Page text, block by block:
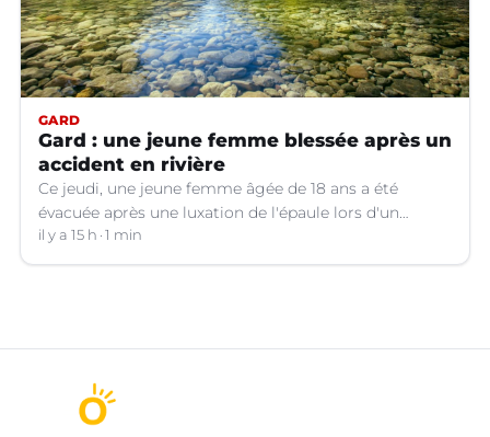
GARD
Gard : une jeune femme blessée après un
accident en rivière
Ce jeudi, une jeune femme âgée de 18 ans a été
évacuée après une luxation de l'épaule lors d'un
plongeon dans une rivière à Saint-André-de-
Valborgne (Gard).
il y a 15 h 1 min